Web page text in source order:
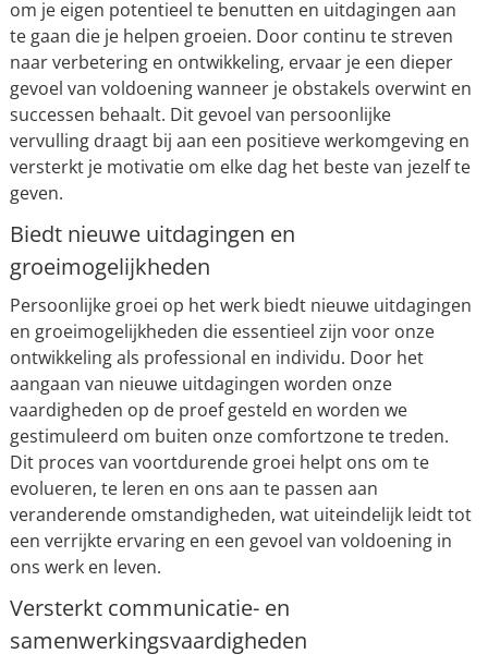
om je eigen potentieel te benutten en uitdagingen aan
te gaan die je helpen groeien. Door continu te streven
naar verbetering en ontwikkeling, ervaar je een dieper
gevoel van voldoening wanneer je obstakels overwint en
successen behaalt. Dit gevoel van persoonlijke
vervulling draagt bij aan een positieve werkomgeving en
versterkt je motivatie om elke dag het beste van jezelf te
geven.
Biedt nieuwe uitdagingen en
groeimogelijkheden
Persoonlijke groei op het werk biedt nieuwe uitdagingen
en groeimogelijkheden die essentieel zijn voor onze
ontwikkeling als professional en individu. Door het
aangaan van nieuwe uitdagingen worden onze
vaardigheden op de proef gesteld en worden we
gestimuleerd om buiten onze comfortzone te treden.
Dit proces van voortdurende groei helpt ons om te
evolueren, te leren en ons aan te passen aan
veranderende omstandigheden, wat uiteindelijk leidt tot
een verrijkte ervaring en een gevoel van voldoening in
ons werk en leven.
Versterkt communicatie- en
samenwerkingsvaardigheden